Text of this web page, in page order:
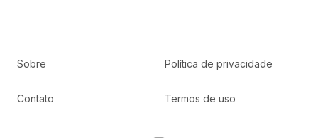
Sobre
Contato
Política de privacidade
Termos de uso